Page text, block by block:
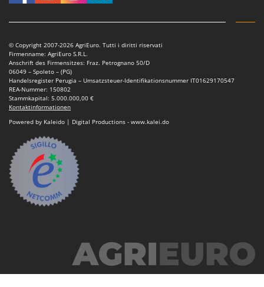
© Copyright 2007-2026 AgriEuro. Tutti i diritti riservati
Firmenname: AgriEuro S.R.L.
Anschrift des Firmensitzes: Fraz. Petrognano 50/D
06049 – Spoleto – (PG)
Handelsregister Perugia – Umsatzsteuer-Identifikationsnummer IT01629170547
REA-Nummer: 150802
Stammkapital: 5.000.000,00 €
Kontaktinformationen
Powered by Kaleido | Digital Productions - www.kalei.do